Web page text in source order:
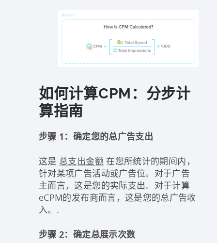
如何计算CPM：分步计
算指南
步骤 1：确定您的总广告支出
这是 总支出金额在您所统计的期间内，
针对某项广告活动或广告位。对于广告
主而言，这是您的实际支出。对于计算
eCPM的发布商而言，这是您的总广告收
入。.
步骤 2：确定总展示次数